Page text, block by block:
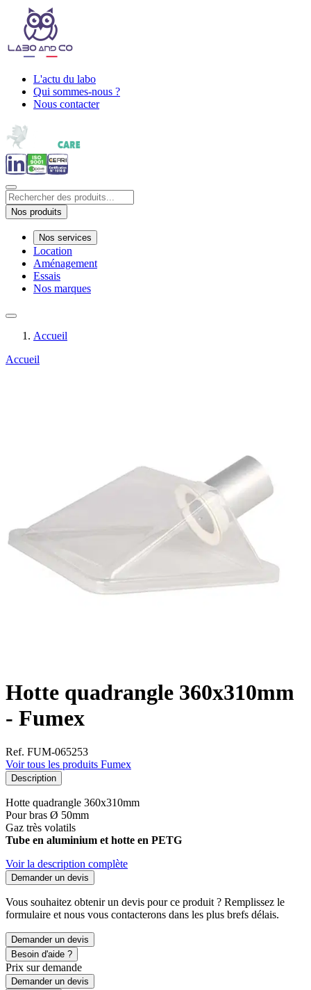
L'actu du labo
Qui sommes-nous ?
Nous contacter
Nos produits
Nos services
Location
Aménagement
Essais
Nos marques
Accueil
Accueil
Hotte quadrangle 360x310mm
- Fumex
Ref. FUM-065253
Voir tous les produits Fumex
Description
Hotte quadrangle 360x310mm
Pour bras Ø 50mm
Gaz très volatils
Tube en aluminium et hotte en PETG
Voir la description complète
Demander un devis
Vous souhaitez obtenir un devis pour ce produit ? Remplissez le
formulaire et nous vous contacterons dans les plus brefs délais.
Demander un devis
Besoin d'aide ?
Prix sur demande
Demander un devis